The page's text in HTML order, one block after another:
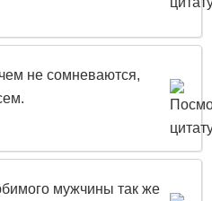
не сомневаются,
мужчины так же